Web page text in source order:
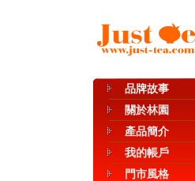
品牌故事
關於林園
產品簡介
我的帳戶
門市風格